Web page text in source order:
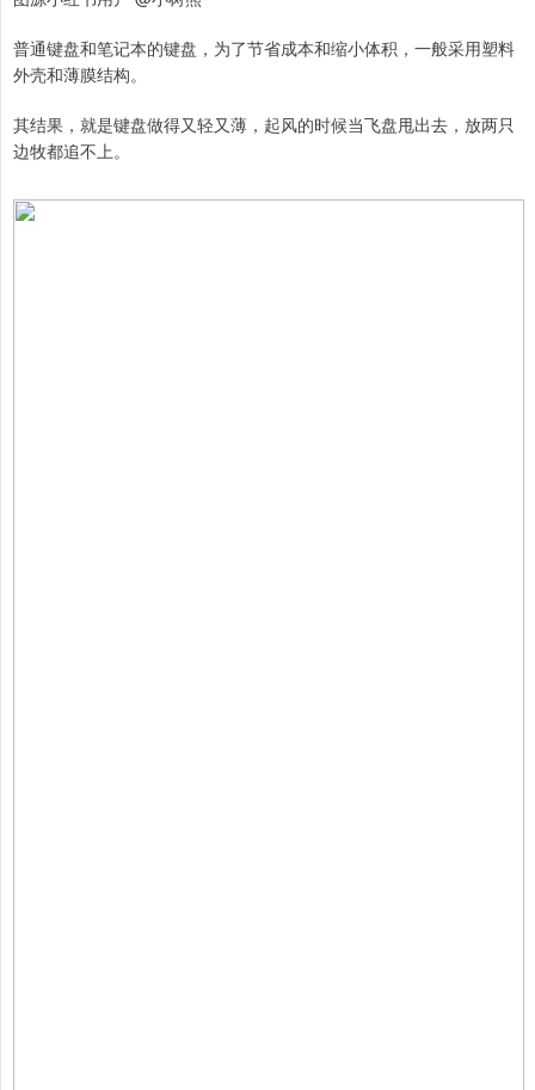
普通键盘和笔记本的键盘，为了节省成本和缩小体积，一般采用塑料
外壳和薄膜结构。
其结果，就是键盘做得又轻又薄，起风的时候当飞盘甩出去，放两只
边牧都追不上。